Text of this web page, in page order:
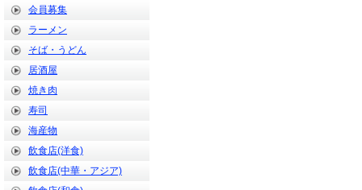
会員募集
ラーメン
そば・うどん
居酒屋
焼き肉
寿司
海産物
飲食店(洋食)
飲食店(中華・アジア)